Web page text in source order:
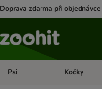
Doprava zdarma při
Psi Otevřít menu:
Kočky